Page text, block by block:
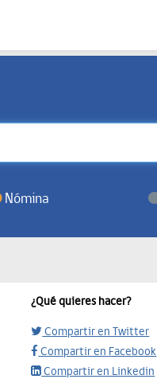
Nómina
¿Qué quieres hacer?
Compartir en Twitter
Compartir en Facebook
Compartir en Linkedin